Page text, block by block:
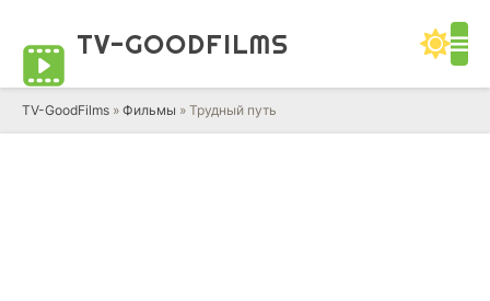
TV-GOODFILMS
TV-GoodFilms » Фильмы » Трудный путь